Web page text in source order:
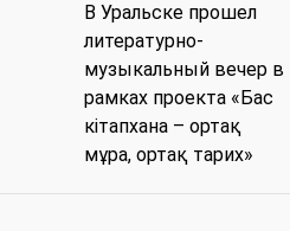
В Уральске прошел
литературно-
музыкальный вечер в
рамках проекта «Бас
кітапхана – ортақ
мұра, ортақ тарих»